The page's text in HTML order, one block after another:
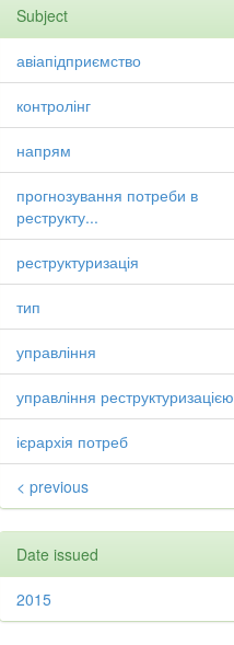
Subject
авіапідприємство
контролінг
напрям
прогнозування потреби в
реструкту...
реструктуризація
тип
управління
управління реструктуризацією
ієрархія потреб
< previous
Date issued
2015